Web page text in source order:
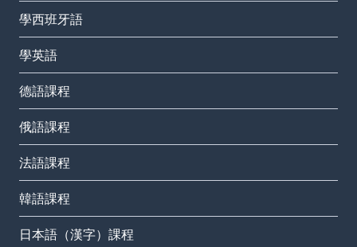
學西班牙語
學英語
德語課程
俄語課程
法語課程
韓語課程
日本語（漢字）課程